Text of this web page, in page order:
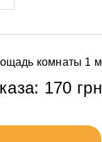
комнаты 1 м
170 грн